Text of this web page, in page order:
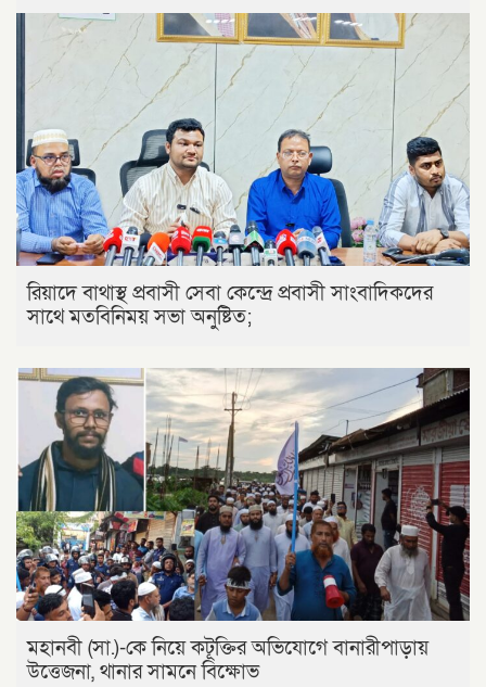
রিয়াদে বাথাস্থ প্রবাসী সেবা কেন্দ্রে প্রবাসী সাংবাদিকদের
সাথে মতবিনিময় সভা অনুষ্টিত;
মহানবী (সা.)-কে নিয়ে কটূক্তির অভিযোগে বানারীপাড়ায়
উত্তেজনা, থানার সামনে বিক্ষোভ